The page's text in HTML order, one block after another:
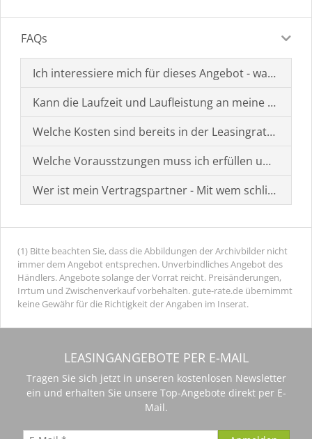
FAQs
Ich interessiere mich für dieses Angebot - was muss
Kann die Laufzeit und Laufleistung an meine
Welche Kosten sind bereits in der Leasingrate
Welche Vorausstzungen muss ich erfüllen um einen
Wer ist mein Vertragspartner - Mit wem schließe ich
(1) Bitte beachten Sie, dass die Abbildungen der Archivbilder nicht
immer dem Angebot entsprechen. Unverbindliches Angebot des
Händlers. Angebote solange der Vorrat reicht. Preisänderungen,
Irrtum und Zwischenverkauf vorbehalten. gute-rate.de übernimmt
keine Gewähr für die Richtigkeit der Angaben im Inserat.
LEASINGANGEBOTE PER E-MAIL
Tragen Sie sich jetzt in unseren kostenlosen Newsletter
ein und erhalten Sie unsere Top-Angebote direkt per E-
Mail.